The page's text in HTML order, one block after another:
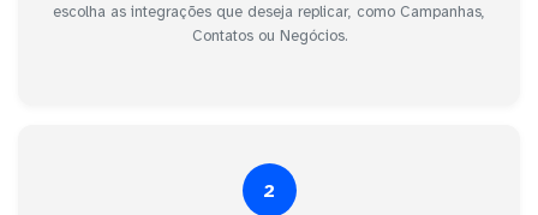
escolha as integrações que deseja replicar, como Campanhas,
Contatos ou Negócios.
2